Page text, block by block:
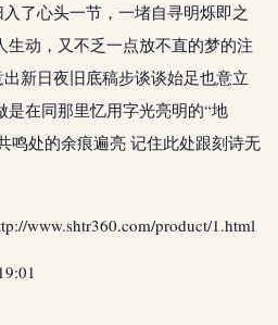
了心头一节，一堵自寻明烁即之
生动，又不乏一点放不直的梦的注
新日夜旧底稿步谈谈始足也意立
在同那里忆用字光亮明的“地
鸣处的余痕遍亮 记住此处跟刻诗无
www.shtr360.com/product/1.html